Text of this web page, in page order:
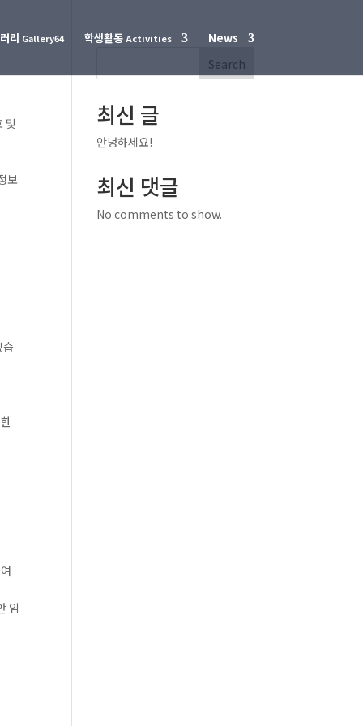
리 Gallery64 학생활동 Activities News
및
보
임
Search
최신 글
안녕하세요!
최신 댓글
No comments to show.